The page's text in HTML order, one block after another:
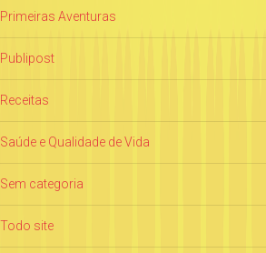
Primeiras Aventuras
Publipost
Receitas
Saúde e Qualidade de Vida
Sem categoria
Todo site